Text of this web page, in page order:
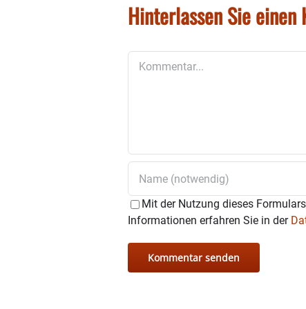
Hinterlassen Sie einen
Mit der Nutzung dieses
Informationen erfahren Sie in der